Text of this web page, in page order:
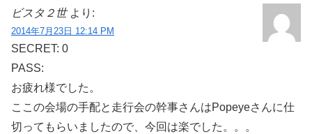
ビスタ２世 より:
2014年7月23日 12:14 PM
SECRET: 0
PASS:
お疲れ様でした。
ここの会場の手配と走行会の幹事さんはPopeyeさんに仕
切ってもらいましたので、今回は楽でした。。。